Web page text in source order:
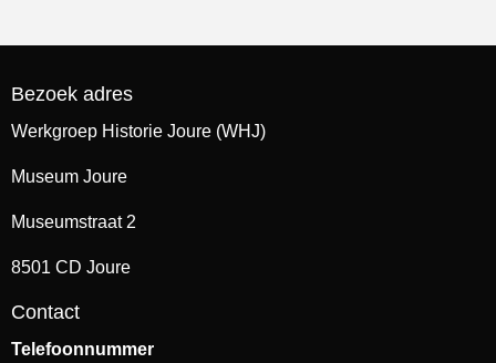
Bezoek adres
Werkgroep Historie Joure (WHJ)
Museum Joure
Museumstraat 2
8501 CD Joure
Contact
Telefoonnummer